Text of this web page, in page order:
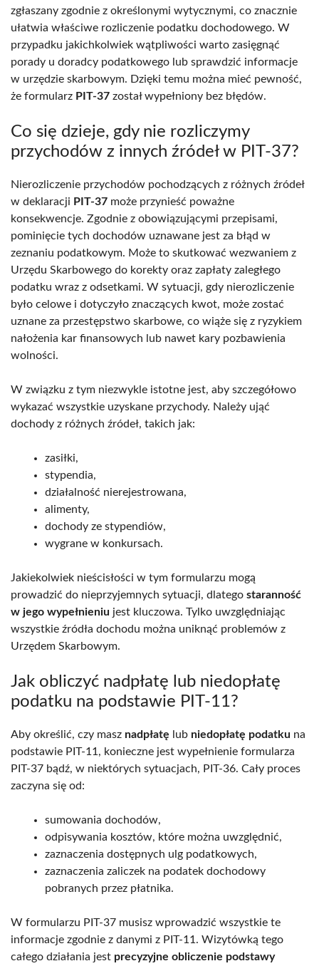
zgłaszany zgodnie z określonymi wytycznymi, co znacznie
ułatwia właściwe rozliczenie podatku dochodowego. W
przypadku jakichkolwiek wątpliwości warto zasięgnąć
porady u doradcy podatkowego lub sprawdzić informacje
w urzędzie skarbowym. Dzięki temu można mieć pewność,
że formularz PIT-37 został wypełniony bez błędów.
Co się dzieje, gdy nie rozliczymy
przychodów z innych źródeł w PIT-37?
Nierozliczenie przychodów pochodzących z różnych źródeł
w deklaracji PIT-37 może przynieść poważne
konsekwencje. Zgodnie z obowiązującymi przepisami,
pominięcie tych dochodów uznawane jest za błąd w
zeznaniu podatkowym. Może to skutkować wezwaniem z
Urzędu Skarbowego do korekty oraz zapłaty zaległego
podatku wraz z odsetkami. W sytuacji, gdy nierozliczenie
było celowe i dotyczyło znaczących kwot, może zostać
uznane za przestępstwo skarbowe, co wiąże się z ryzykiem
nałożenia kar finansowych lub nawet kary pozbawienia
wolności.
W związku z tym niezwykle istotne jest, aby szczegółowo
wykazać wszystkie uzyskane przychody. Należy ująć
dochody z różnych źródeł, takich jak:
zasiłki,
stypendia,
działalność nierejestrowana,
alimenty,
dochody ze stypendiów,
wygrane w konkursach.
Jakiekolwiek nieścisłości w tym formularzu mogą
prowadzić do nieprzyjemnych sytuacji, dlatego staranność
w jego wypełnieniu jest kluczowa. Tylko uwzględniając
wszystkie źródła dochodu można uniknąć problemów z
Urzędem Skarbowym.
Jak obliczyć nadpłatę lub niedopłatę
podatku na podstawie PIT-11?
Aby określić, czy masz nadpłatę lub niedopłatę podatku na
podstawie PIT-11, konieczne jest wypełnienie formularza
PIT-37 bądź, w niektórych sytuacjach, PIT-36. Cały proces
zaczyna się od:
sumowania dochodów,
odpisywania kosztów, które można uwzględnić,
zaznaczenia dostępnych ulg podatkowych,
zaznaczenia zaliczek na podatek dochodowy
pobranych przez płatnika.
W formularzu PIT-37 musisz wprowadzić wszystkie te
informacje zgodnie z danymi z PIT-11. Wizytówką tego
całego działania jest precyzyjne obliczenie podstawy